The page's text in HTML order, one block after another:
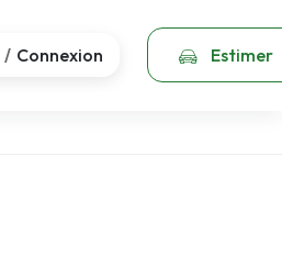
Connexion Estimer